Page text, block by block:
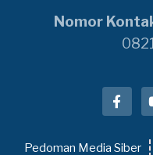
Nomor
Pedoman Media Siber